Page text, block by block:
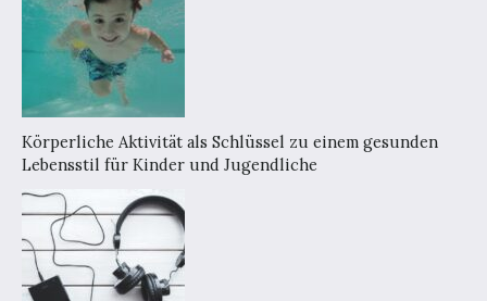
Körperliche Aktivität als Schlüssel zu einem gesunden
Lebensstil für Kinder und Jugendliche